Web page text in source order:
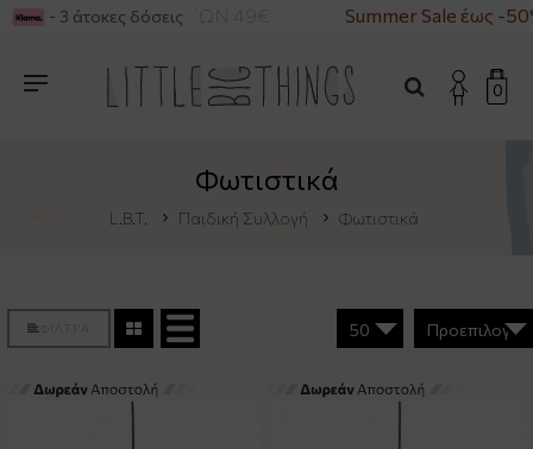
ΑΓΟΡΕΣ ΑΝΩ ΤΩΝ 49€ Summer Sale έως -50%
- 3 άτοκες δόσεις
0
Φωτιστικά
L.B.T. Παιδική Συλλογή Φωτιστικά
ΦΙΛΤΡΑ